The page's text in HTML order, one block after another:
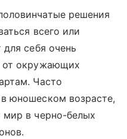
решения
всего или
себя очень
от окружающих
Часто
юношеском возрасте,
в черно-белых